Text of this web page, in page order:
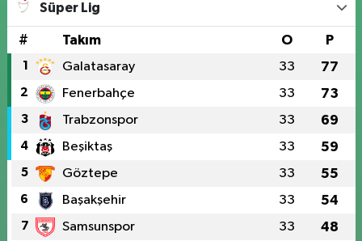
Süper Lig
# Takım O P
1 Galatasaray 33 77
2 Fenerbahçe 33 73
3 Trabzonspor 33 69
4 Beşiktaş 33 59
5 Göztepe 33 55
6 Başakşehir 33 54
7 Samsunspor 33 48